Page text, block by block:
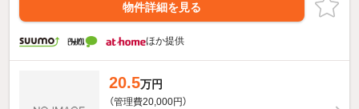
物件詳細を見る
ほか提供
20.5万円
（管理費20,000円）